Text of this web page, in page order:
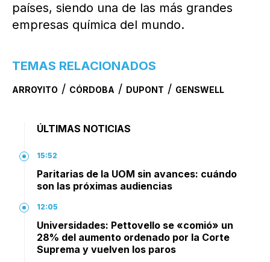
países, siendo una de las más grandes
empresas química del mundo.
TEMAS RELACIONADOS
ARROYITO / CÓRDOBA / DUPONT / GENSWELL
ÚLTIMAS NOTICIAS
15:52
Paritarias de la UOM sin avances: cuándo
son las próximas audiencias
12:05
Universidades: Pettovello se «comió» un
28% del aumento ordenado por la Corte
Suprema y vuelven los paros